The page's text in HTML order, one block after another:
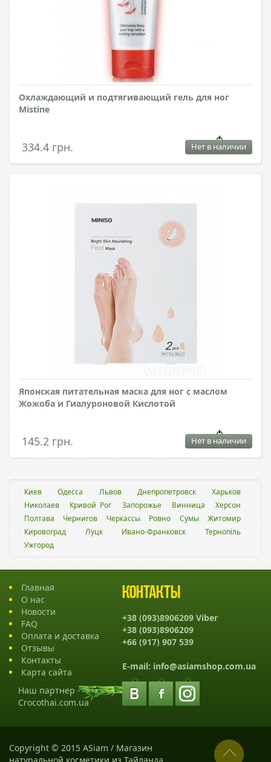
Охлаждающий и подтягивающий гель для ног
Mistine
334.4 грн. Нет в наличии
Японская питательная маска для ног с маслом
Жожоба и Гиалуроновой Кислотой
145.2 грн. Нет в наличии
Киев Одесса Львов Днепропетровск
Харьков
Николаев
Кривой Рог Запорожье Винница
Херсон
Полтава
Чернигов Черкассы Ровно Сумы
Житомир
Кировоград
Луцк Ивано-Франковск
Тернопіль
Ужгород
Главная
О нас
Новости
FAQ
Оплата и доставка
Отзывы
Контакты
Карта сайта
Наш партнер -
Crocothai.com.ua
Контакты
+38 (093)8906209 Viber
+38 (093)8906209
+66 (917) 907 539
E-mail: info@asiamshop.com.ua
Copyright © 2015 ASiam / Магазин